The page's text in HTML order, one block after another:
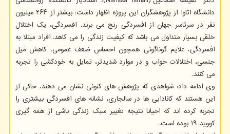
دانشگاه اتاوا از پژوهشگران این پروژه اظهار داشت: بیشتر از ۲۶۴ میلیون
نفر در سرتاسر جهان از افسردگی رنج می برند. افسردگی، یک اختلال
خلقی بسیار متداول می باشد که کیفیت زندگی را می کاهد. افراد مبتلا به
افسردگی، علایم گوناگونی همچون احساس ضعف عمومی، کاهش میل
جنسی، اختلالات خواب و در موارد شدیدتر، تمایل به خودکشی را تجربه
می کنند.
وی ادامه داد: شواهدی که پژوهش های کنونی نشان می دهند، حاکی از
این هستند که کانادایی ها در سالجاری، نشانه های افسردگی بیشتری را
تجربه کرده اند که احیانا نتیجه تغییر سبک زندگی ناشی از همه گیری
کووید-۱۹ بوده است.